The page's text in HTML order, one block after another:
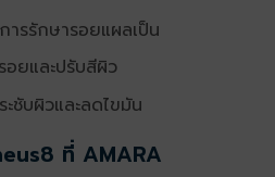
ารรักษารอยแผลเป็น
อยและปรับสีผิว
ชับผิวและลดไขมัน
ที่ AMARA